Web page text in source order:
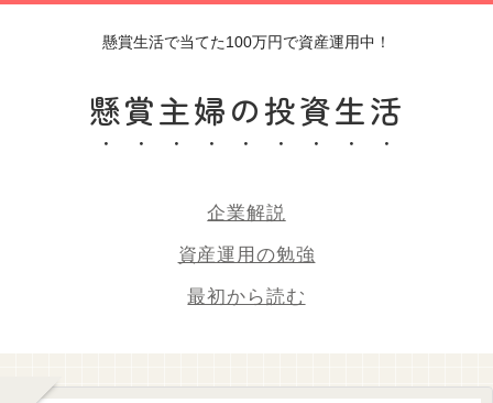
懸賞生活で当てた100万円で資産運用中！
懸賞主婦の投資生活
企業解説
資産運用の勉強
最初から読む